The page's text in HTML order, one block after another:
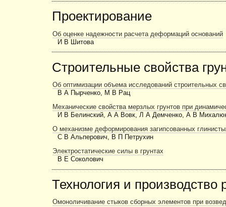
Проектирование
Об оценке надежности расчета деформаций оснований
И В Шитова
Строительные свойства
Об оптимизации объема исследований строительных
В А Пырченко, М В Рац
Механические свойства мерзлых грунтов при
И В Белинский, А А Вовк, Л А Демченко, А В
О механизме деформирования загипсованных
С В Альперович, В П Петрухин
Электростатические силы в грунтах
В Е Соколович
Технология и производство
Омоноличивание стыков сборных элементов при